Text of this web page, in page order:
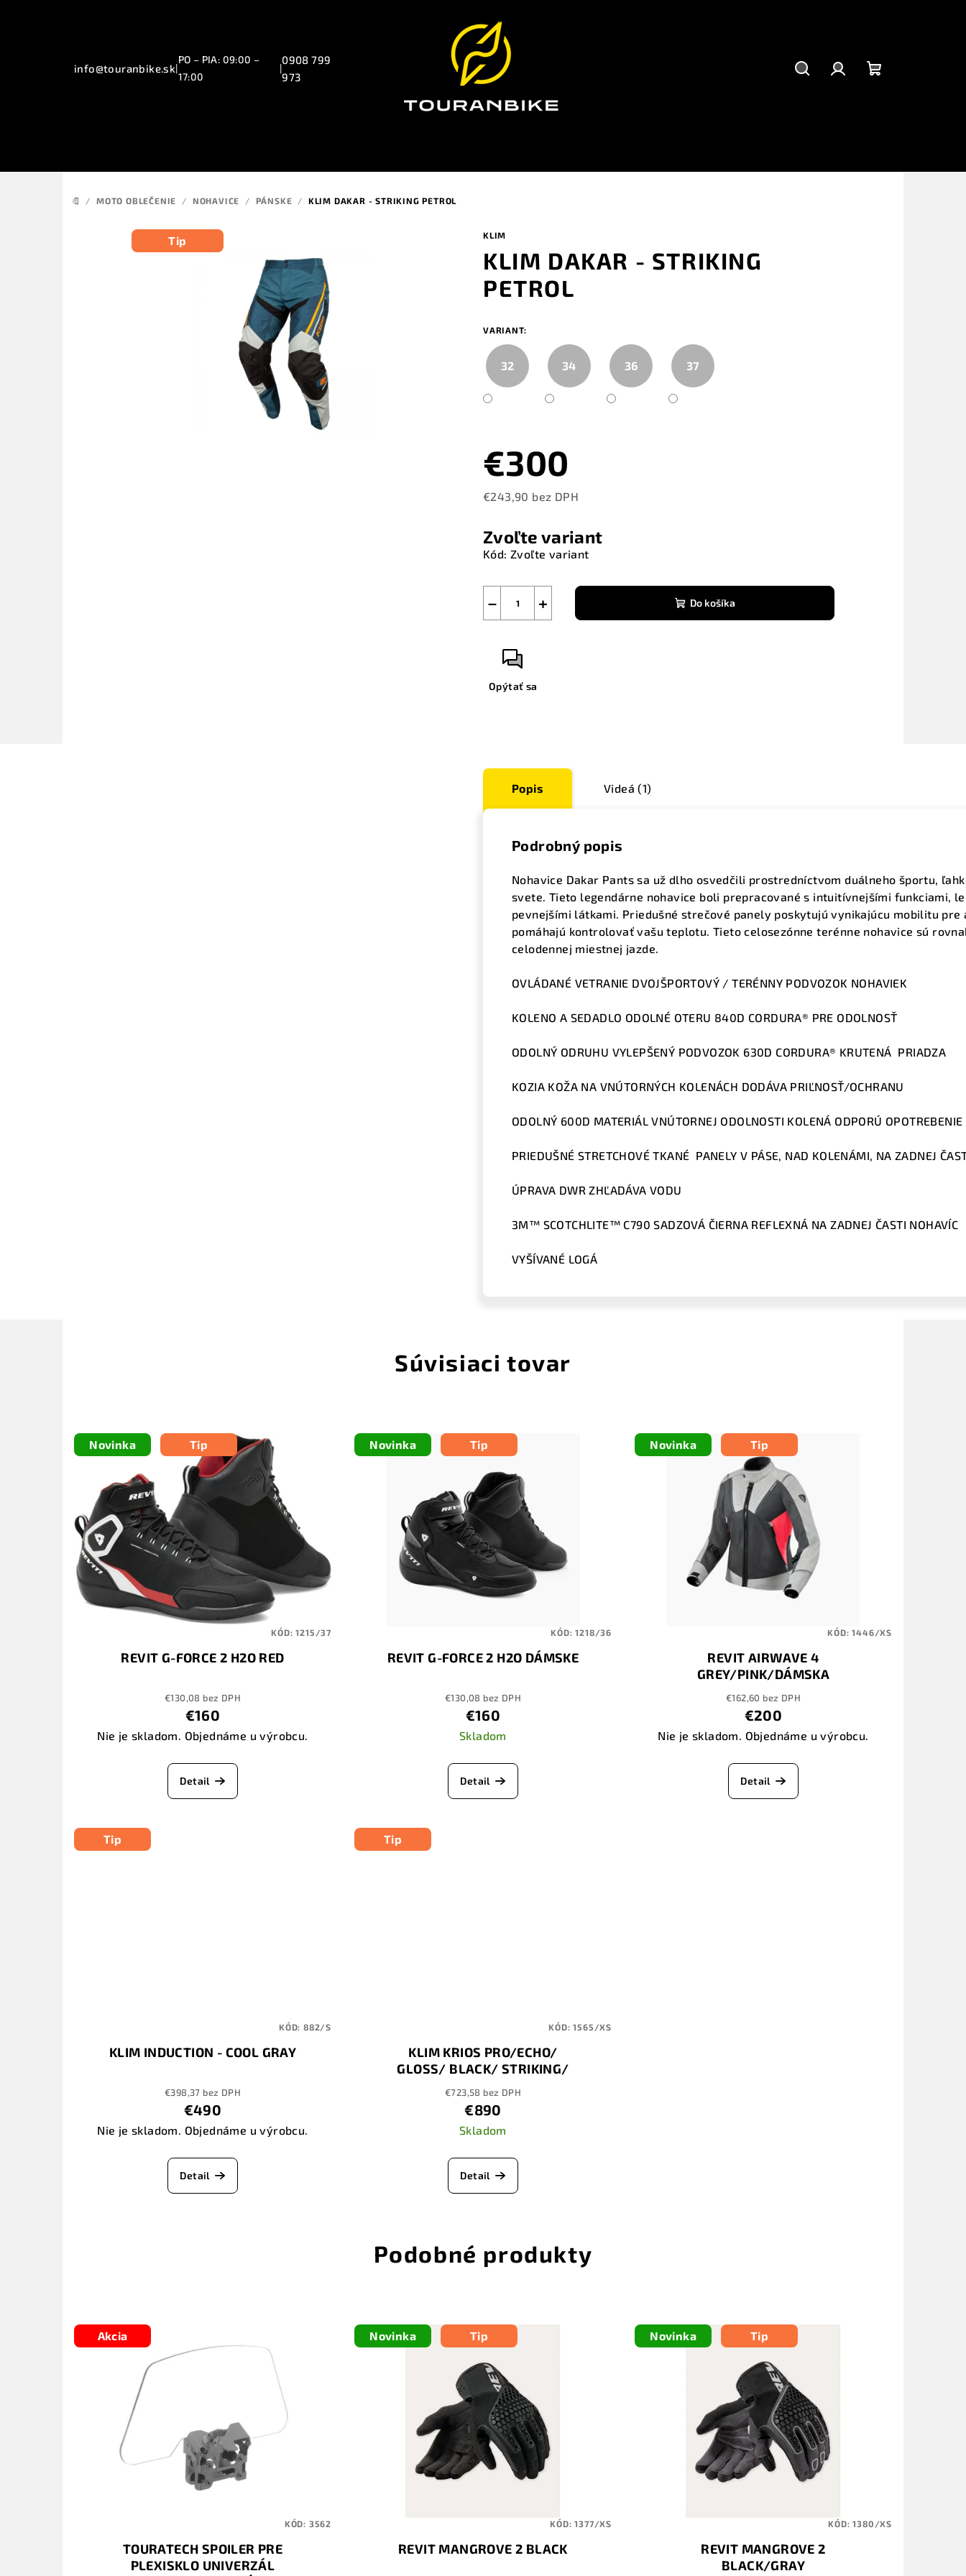
info@touranbike.sk|
PO – PIA: 09:00 –
17:00
|
0908 799
973
DOMOV
/ MOTO OBLEČENIE / NOHAVICE / PÁNSKE / KLIM DAKAR - STRIKING PETROL
KLIM
KLIM DAKAR - STRIKING
PETROL
VARIANT:
32 34 36 37
€300
€243,90 bez DPH
cena:
Zvoľte variant
Kód: Zvoľte variant
+
− Do košíka
Opýtať sa
Tip
Popis Videá (1)
Podrobný popis
Nohavice Dakar Pants sa už dlho osvedčili prostredníctvom duálneho športu,
svete. Tieto legendárne nohavice boli prepracované s intuitívnejšími funkciami,
pevnejšími látkami. Priedušné strečové panely poskytujú vynikajúcu mobilitu
pomáhajú kontrolovať vašu teplotu. Tieto celosezónne terénne nohavice sú
celodennej miestnej jazde.
OVLÁDANÉ VETRANIE DVOJŠPORTOVÝ / TERÉNNY PODVOZOK NOHAVIEK
KOLENO A SEDADLO ODOLNÉ OTERU 840D CORDURA® PRE ODOLNOSŤ
ODOLNÝ ODRUHU VYLEPŠENÝ PODVOZOK 630D CORDURA® KRUTENÁ PRIADZA
KOZIA KOŽA NA VNÚTORNÝCH KOLENÁCH DODÁVA PRIĽNOSŤ/OCHRANU
ODOLNÝ 600D MATERIÁL VNÚTORNEJ ODOLNOSTI KOLENÁ ODPORÚ OPOTREBENIE
PRIEDUŠNÉ STRETCHOVÉ TKANÉ PANELY V PÁSE, NAD KOLENÁMI, NA ZADNEJ
ÚPRAVA DWR ZHĽADÁVA VODU
3M™ SCOTCHLITE™ C790 SADZOVÁ ČIERNA REFLEXNÁ NA ZADNEJ ČASTI NOHAVÍC
VYŠÍVANÉ LOGÁ
Súvisiaci tovar
Novinka Tip
REVIT G-FORCE 2 H2O RED
€130,08 bez DPH
€160
Nie je skladom. Objednáme u výrobcu.
Detail
KÓD:1215/37
Novinka Tip
REVIT G-FORCE 2 H2O DÁMSKE
€130,08 bez DPH
€160
Skladom
Detail
KÓD:1218/36
Novinka Tip
REVIT AIRWAVE 4
GREY/PINK/DÁMSKA
€162,60 bez DPH
€200
Nie je skladom. Objednáme u výrobcu.
Detail
KÓD:1446/XS
Tip
KLIM INDUCTION - COOL GRAY
€398,37 bez DPH
€490
Nie je skladom. Objednáme u výrobcu.
Detail
KÓD: 882/S
Tip
KLIM KRIOS PRO/ECHO/
GLOSS/ BLACK/ STRIKING/
€723,58 bez DPH
€890
Skladom
Detail
KÓD:1565/XS
Podobné produkty
Akcia
TOURATECH SPOILER PRE
PLEXISKLO UNIVERZÁL
KÓD: 3562
Novinka Tip
REVIT MANGROVE 2 BLACK
KÓD:1377/XS
Novinka Tip
REVIT MANGROVE 2
BLACK/GRAY
KÓD:1380/XS